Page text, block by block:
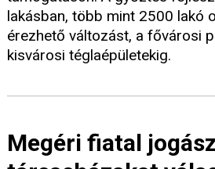
lakásban, több mint 2500 lakó
érezhető változást, a fővárosi
kisvárosi téglaépületekig.
Megéri fiatal